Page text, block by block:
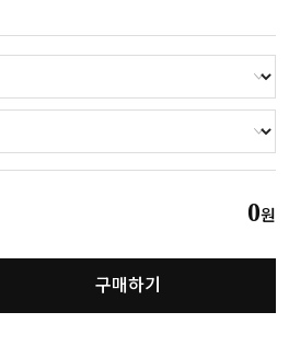
0원
구매하기